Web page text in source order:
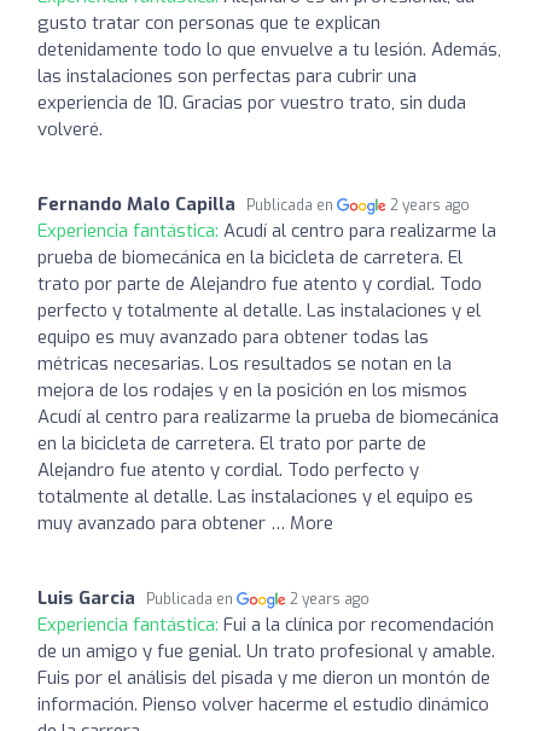
gusto tratar con personas que te explican
detenidamente todo lo que envuelve a tu lesión. Además,
las instalaciones son perfectas para cubrir una
experiencia de 10. Gracias por vuestro trato, sin duda
volveré.
Fernando Malo Capilla Publicada en 2 years ago
Experiencia fantástica: Acudí al centro para realizarme la
prueba de biomecánica en la bicicleta de carretera. El
trato por parte de Alejandro fue atento y cordial. Todo
perfecto y totalmente al detalle. Las instalaciones y el
equipo es muy avanzado para obtener todas las
métricas necesarias. Los resultados se notan en la
mejora de los rodajes y en la posición en los mismos
Acudí al centro para realizarme la prueba de biomecánica
en la bicicleta de carretera. El trato por parte de
Alejandro fue atento y cordial. Todo perfecto y
totalmente al detalle. Las instalaciones y el equipo es
muy avanzado para obtener … More
Luis Garcia Publicada en 2 years ago
Experiencia fantástica: Fui a la clínica por recomendación
de un amigo y fue genial. Un trato profesional y amable.
Fuis por el análisis del pisada y me dieron un montón de
información. Pienso volver hacerme el estudio dinámico